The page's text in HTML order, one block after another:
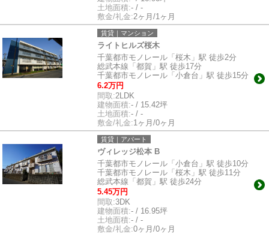
土地面積:- / -
敷金/礼金:2ヶ月/1ヶ月
賃貸｜マンション
ライトヒルズ桜木
千葉都市モノレール「桜木」駅 徒歩2分
総武本線「都賀」駅 徒歩17分
千葉都市モノレール「小倉台」駅 徒歩15分
6.2万円
間取:2LDK
建物面積:- / 15.42坪
土地面積:- / -
敷金/礼金:1ヶ月/0ヶ月
賃貸｜アパート
ヴィレッジ松本 B
千葉都市モノレール「小倉台」駅 徒歩10分
千葉都市モノレール「桜木」駅 徒歩11分
総武本線「都賀」駅 徒歩24分
5.45万円
間取:3DK
建物面積:- / 16.95坪
土地面積:- / -
敷金/礼金:0ヶ月/0ヶ月